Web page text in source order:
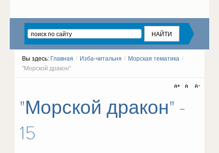
Вы здесь: Главная / Изба-читальня / Морская тематика /
"Морской дракон"
"Морской дракон" -
15